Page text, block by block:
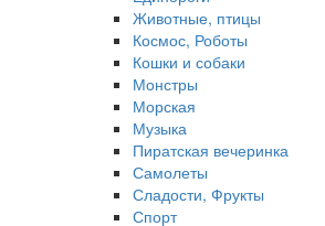
Животные, птицы
Космос, Роботы
Кошки и собаки
Монстры
Морская
Музыка
Пиратская вечеринка
Самолеты
Сладости, Фрукты
Спорт